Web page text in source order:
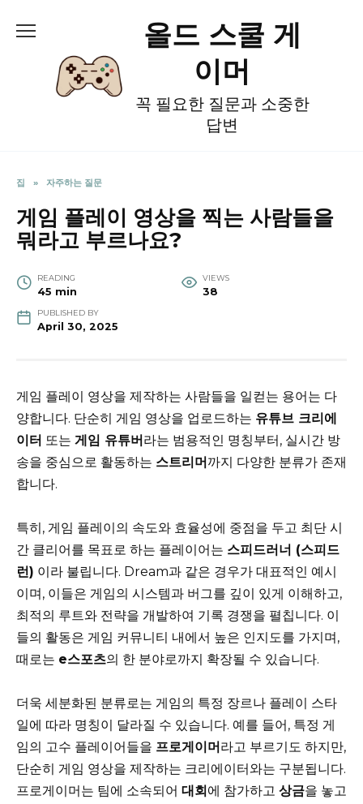
올드 스쿨 게
이머
꼭 필요한 질문과 소중한
답변
집 » 자주하는 질문
게임 플레이 영상을 찍는 사람들을
뭐라고 부르나요?
READING
45 min
VIEWS
38
PUBLISHED BY
April 30, 2025
게임 플레이 영상을 제작하는 사람들을 일컫는 용어는 다
양합니다. 단순히 게임 영상을 업로드하는 유튜브 크리에
이터 또는 게임 유튜버라는 범용적인 명칭부터, 실시간 방
송을 중심으로 활동하는 스트리머까지 다양한 분류가 존재
합니다.
특히, 게임 플레이의 속도와 효율성에 중점을 두고 최단 시
간 클리어를 목표로 하는 플레이어는 스피드러너 (스피드
런) 이라 불립니다. Dream과 같은 경우가 대표적인 예시
이며, 이들은 게임의 시스템과 버그를 깊이 있게 이해하고,
최적의 루트와 전략을 개발하여 기록 경쟁을 펼칩니다. 이
들의 활동은 게임 커뮤니티 내에서 높은 인지도를 가지며,
때로는 e스포츠의 한 분야로까지 확장될 수 있습니다.
더욱 세분화된 분류로는 게임의 특정 장르나 플레이 스타
일에 따라 명칭이 달라질 수 있습니다. 예를 들어, 특정 게
임의 고수 플레이어들을 프로게이머 라고 부르기도 하지만,
단순히 게임 영상을 제작하는 크리에이터와는 구분됩니다.
프로게이머는 팀에 소속되어 대회 에 참가하고 상금을 놓고